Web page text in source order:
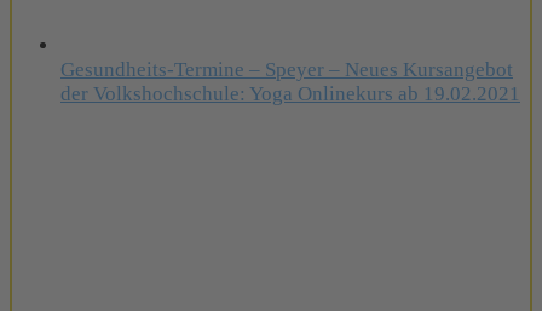
Gesundheits-Termine – Speyer – Neues Kursangebot
der Volkshochschule: Yoga Onlinekurs ab 19.02.2021